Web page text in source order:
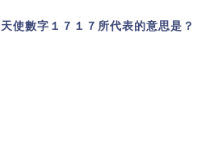
天使數字１７１７所代表的意思是？